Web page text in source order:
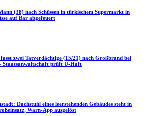
(38) nach Schüssen in türkischem Supermarkt in
auf Bar abgefeuert
zwei Tatverdächtige (15/21) nach Großbrand bei
Staatsanwaltschaft prüft U-Haft
Dachstuhl eines leerstehenden Gebäudes steht in
Warn-App ausgelöst